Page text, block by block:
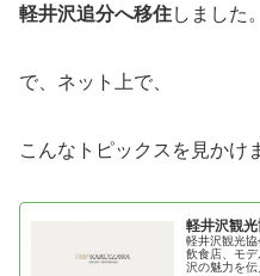
軽井沢追分へ移住しました。
で、ネット上で、
こんなトピックスを見かけ
軽井沢観
軽井沢観光協
飲食店、モ
沢の魅力を伝